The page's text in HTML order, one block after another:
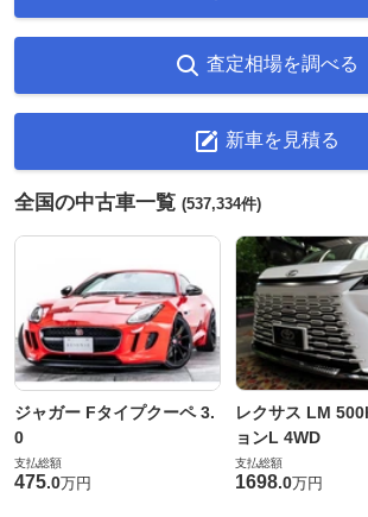
査定相場を調べる
新車を見積る
全国の中古車一覧 (537,334件)
ジャガー Fタイプクーペ 3.
0
支払総額
475.0万円
レクサス LM
ョンL 4WD
支払総額
1698.0万円